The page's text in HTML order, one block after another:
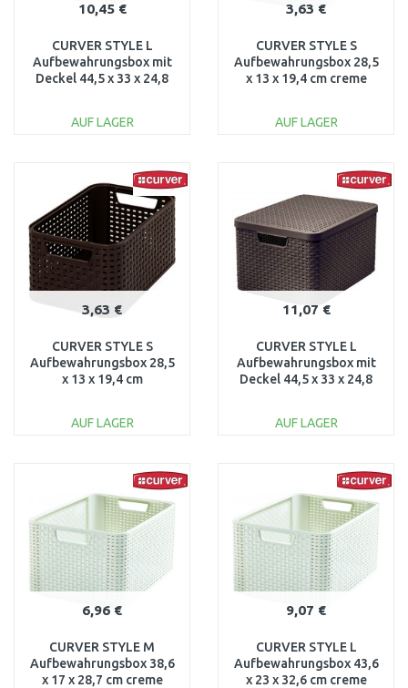
10,45 €
CURVER STYLE L
Aufbewahrungsbox mit
Deckel 44,5 x 33 x 24,8
AUF LAGER
Vergleichen
3,63 €
CURVER STYLE S
Aufbewahrungsbox 28,5
x 13 x 19,4 cm creme
AUF LAGER
Vergleichen
3,63 €
CURVER STYLE S
Aufbewahrungsbox 28,5
x 13 x 19,4 cm
AUF LAGER
Vergleichen
11,07 €
CURVER STYLE L
Aufbewahrungsbox mit
Deckel 44,5 x 33 x 24,8
AUF LAGER
Vergleichen
6,96 €
CURVER STYLE M
Aufbewahrungsbox 38,6
x 17 x 28,7 cm creme
9,07 €
CURVER STYLE L
Aufbewahrungsbox 43,6
x 23 x 32,6 cm creme